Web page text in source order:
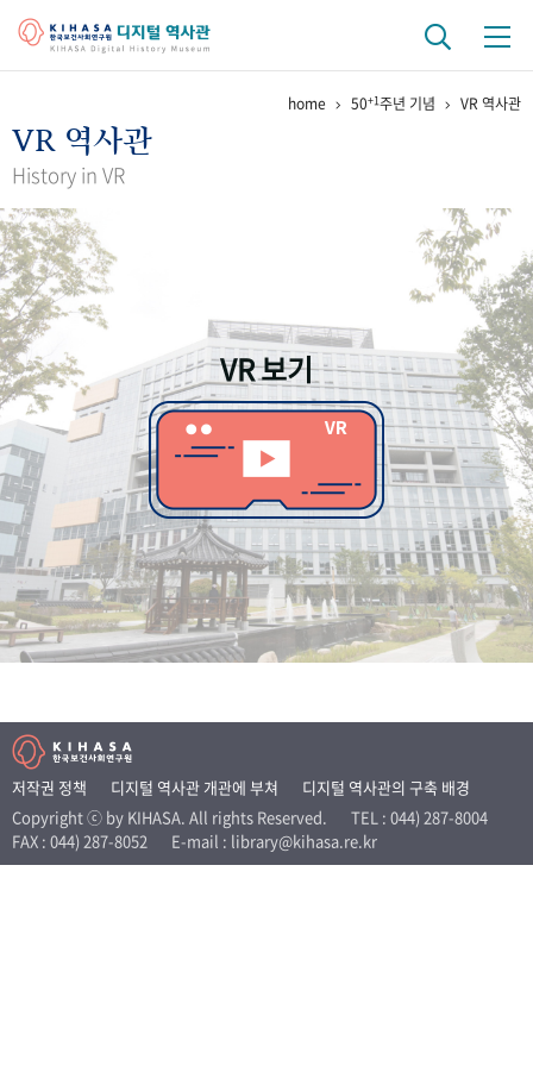
걸어온 길 기관 변천사
연구 역사
정책과 연구
간행물 변천사
기록물 아카이브
사진 아카이브 문서 기록물 행정박물 영상 기록물
50 주년 기념
성과 50선 숫자로 보는 50년 50 +1주년 광장
세계와 함께 한 KIHASA
VR 역사관
home 50+1주년 기념 VR 역사관
VR 역사관
History in VR
VR 보기
저작권 정책 디지털 역사관 개관에 부쳐
디지털 역사관의 구축 배경
Copyright ⓒ by KIHASA. All rights Reserved.
TEL : 044) 287-8004
FAX : 044) 287-8052
E-mail : library@kihasa.re.kr